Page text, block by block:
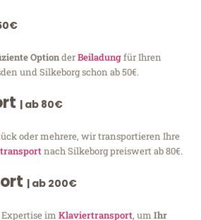
OptionderBeiladungfür Ihren
und Silkeborg schon ab 50€.
| ab 80€
oder mehrere, wir transportieren Ihre
nach Silkeborg preiswert ab 80€.
| ab 200€
im Klaviertransport, um Ihr